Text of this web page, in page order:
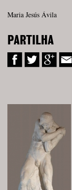
Maria Jesús Ávila
PARTILHA